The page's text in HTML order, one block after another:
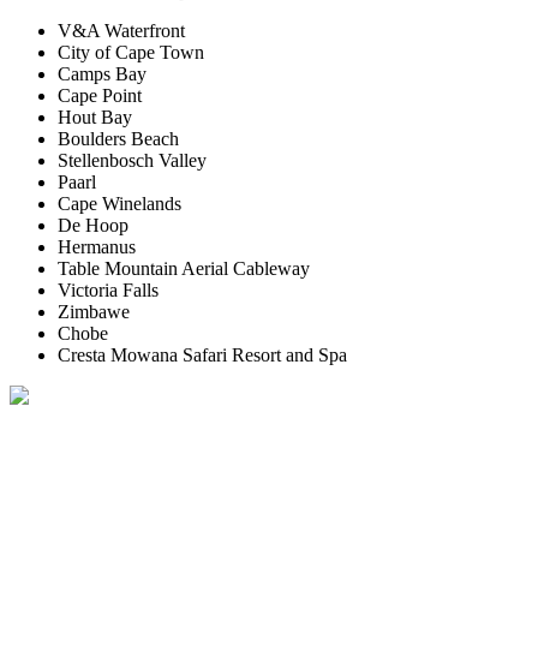
V&A Waterfront
City of Cape Town
Camps Bay
Cape Point
Hout Bay
Boulders Beach
Stellenbosch Valley
Paarl
Cape Winelands
De Hoop
Hermanus
Table Mountain Aerial Cableway
Victoria Falls
Zimbawe
Chobe
Cresta Mowana Safari Resort and Spa